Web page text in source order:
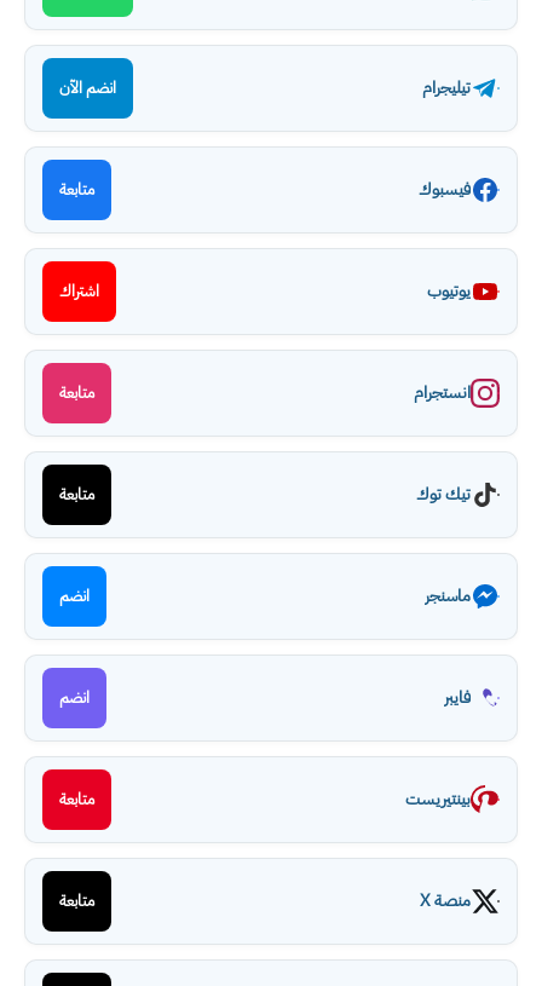
تيليجرام انضم الآن
فيسبوك متابعة
يوتيوب اشتراك
انستجرام متابعة
تيك توك متابعة
ماسنجر انضم
فايبر انضم
بينتيريست متابعة
منصة X متابعة